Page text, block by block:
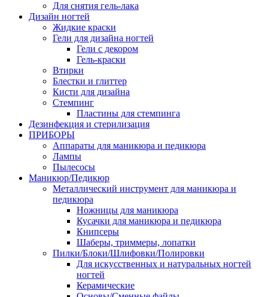
Для снятия гель-лака
Дизайн ногтей
Жидкие краски
Гели для дизайна ногтей
Гели с декором
Гель-краски
Втирки
Блестки и глиттер
Кисти для дизайна
Стемпинг
Пластины для стемпинга
Дезинфекция и стерилизация
ПРИБОРЫ
Аппараты для маникюра и педикюра
Лампы
Пылесосы
Маникюр/Педикюр
Металлический инструмент для маникюра и
педикюра
Ножницы для маникюра
Кусачки для маникюра и педикюра
Книпсеры
Шаберы, триммеры, лопатки
Пилки/Блоки/Шлифовки/Полировки
Для искусственных и натуральных ногтей
ногтей
Керамические